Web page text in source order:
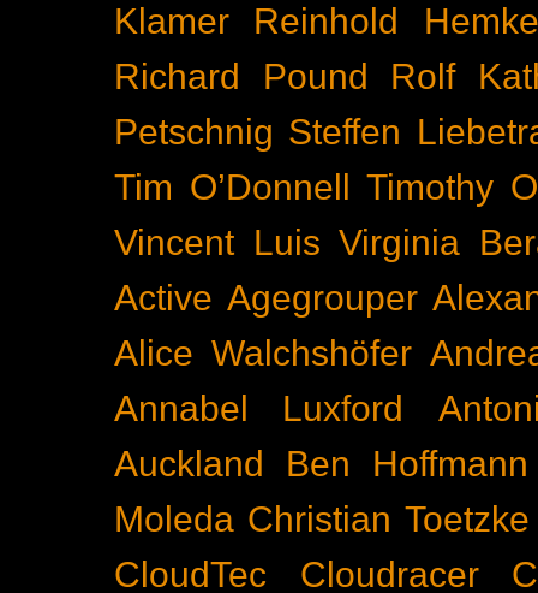
Klamer
Reinhold
Richard Pound
Rolf
Petschnig Steffen
Tim O’Donnell
Timothy
Vincent Luis Virginia
Active Agegrouper
Alice Walchshöfer
Annabel Luxford
Auckland
Ben Hoffmann
Moleda Christian Toetzke
CloudTec
Cloudracer